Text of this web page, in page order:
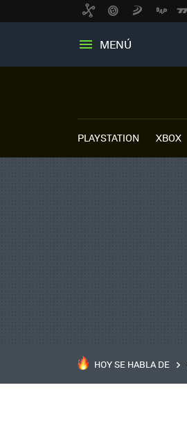
MENÚ
PLAYSTATION XBOX
HOY SE HABLA DE